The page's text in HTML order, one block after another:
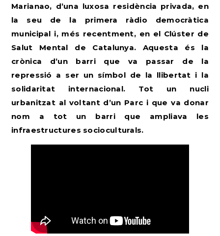
Marianao, d’una luxosa residència privada, en
la seu de la primera ràdio democràtica
municipal i, més recentment, en el Clúster de
Salut Mental de Catalunya. Aquesta és la
crònica d’un barri que va passar de la
repressió a ser un símbol de la llibertat i la
solidaritat internacional.
Tot un nucli
urbanitzat al voltant d’un Parc i que va donar
nom a tot un barri que ampliava les
infraestructures socioculturals.